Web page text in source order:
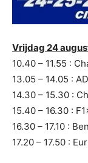
Vrijdag 24
10.40 – 11.55 :
13.05 – 14.05 :
14.30 – 15.30 :
15.40 – 16.30 :
16.30 – 17.10 :
17.20 – 17.50 :